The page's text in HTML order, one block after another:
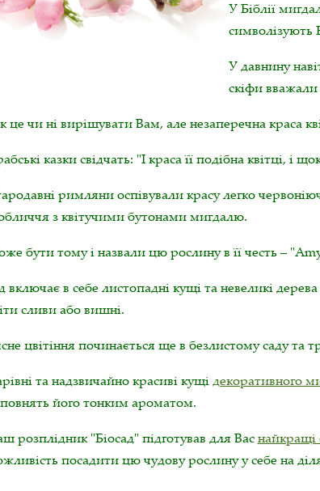
У Біблії
У давнину
скіфи
це чи ні вирішувати Вам, але незаперечна краса
казки свідчать: "І краса її подібна квітці, і
римляни оспівували красу легко
обличчя з квітучими бутонами мигдалю.
бути тому і назвали цю рослину в її честь –
включає в себе листопадні кущі та невеликі
сливи або вишні.
цвітіння починається ще в безлистому саду та
та надзвичайно красиві кущідекоративного
його тонким ароматом.
розплідник "Біосад" підготував для Васнайкращі
посадити цю чудову рослину у себе на